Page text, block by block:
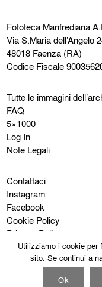
Fototeca Manfrediana
Via S.Maria dell’Angelo
48018 Faenza (RA)
Codice Fiscale
Tutte le immagini
FAQ
5×1000
Log In
Note Legali
Contattaci
Instagram
Facebook
Cookie Policy
Privacy Policy
Utilizziamo i cookie per
sito. Se continui a
Ok